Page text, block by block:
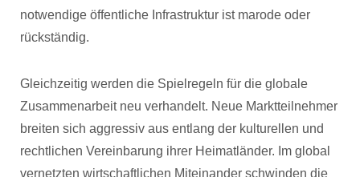
notwendige öffentliche Infrastruktur ist marode oder
rückständig.
Gleichzeitig werden die Spielregeln für die globale
Zusammenarbeit neu verhandelt. Neue Marktteilnehmer
breiten sich aggressiv aus entlang der kulturellen und
rechtlichen Vereinbarung ihrer Heimatländer. Im global
vernetzten wirtschaftlichen Miteinander schwinden die